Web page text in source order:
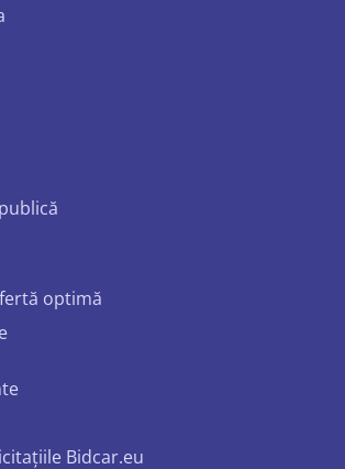
optimă
Bidcar.eu